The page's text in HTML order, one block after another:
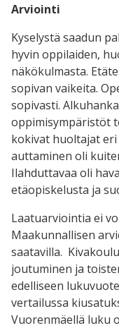
Arviointi
Kyselystä saadun
hyvin oppilaiden,
näkökulmasta.
sopivan vaikeita.
sopivasti.
oppimisympäristöt
kokivat huoltajat
auttaminen oli
Ilahduttavaa oli
etäopiskelusta ja
Laatuarviointia ei
Maakunnallisen
saatavilla.
joutuminen ja
edelliseen
vertailussa
Vuorenmäellä luku